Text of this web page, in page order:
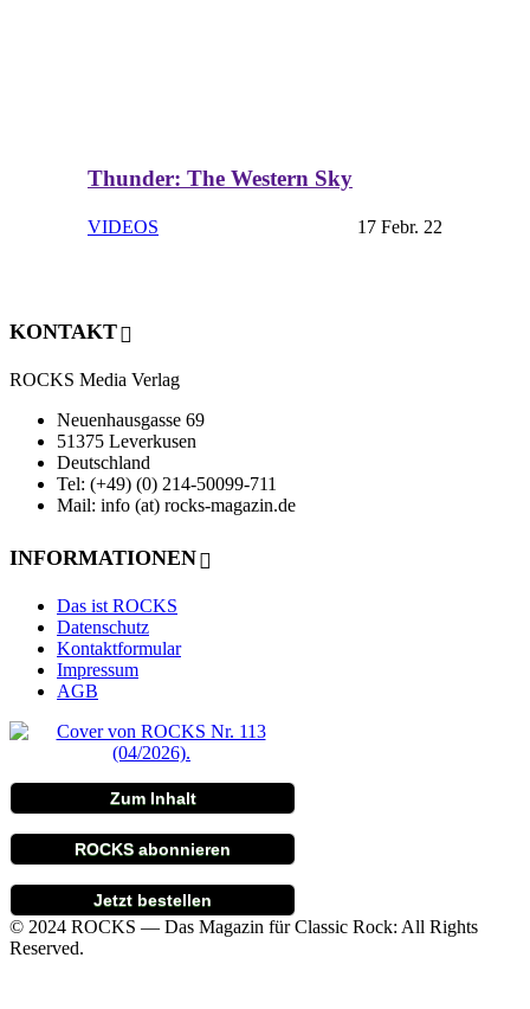
Thunder: The Western Sky
VIDEOS 17 Febr. 22
KONTAKT
ROCKS Media Verlag
Neuenhausgasse 69
51375 Leverkusen
Deutschland
Tel: (+49) (0) 214-50099-711
Mail: info (at) rocks-magazin.de
INFORMATIONEN
Das ist ROCKS
Datenschutz
Kontaktformular
Impressum
AGB
Zum Inhalt
ROCKS abonnieren
Jetzt bestellen
© 2024 ROCKS — Das Magazin für Classic Rock: All Rights
Reserved.